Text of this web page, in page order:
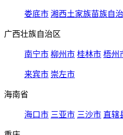
娄底市 湘西土家族苗族自
广西壮族自治区
南宁市 柳州市 桂林市 梧州
来宾市 崇左市
海南省
海口市 三亚市 三沙市 直辖